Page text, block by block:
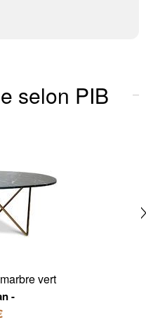
selon PIB
vert